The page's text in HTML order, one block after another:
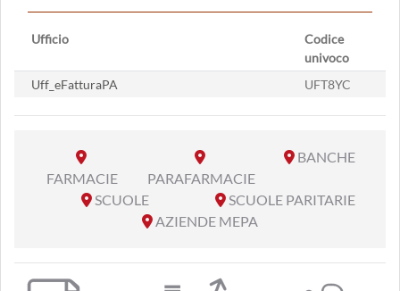
Ufficio
Codice
univoco
Uff_eFatturaPA
UFT8YC
FARMACIE PARAFARMACIE
BANCHE
SCUOLE
SCUOLE PARITARIE
AZIENDE MEPA